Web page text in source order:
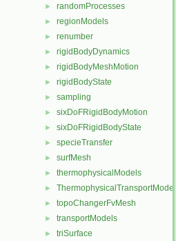
► randomProcesses
► regionModels
► renumber
► rigidBodyDynamics
► rigidBodyMeshMotion
► rigidBodyState
► sampling
► sixDoFRigidBodyMotion
► sixDoFRigidBodyState
► specieTransfer
► surfMesh
► thermophysicalModels
► ThermophysicalTransportModels
► topoChangerFvMesh
► transportModels
► triSurface